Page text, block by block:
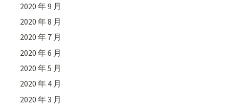
2020 年 9 月
2020 年 8 月
2020 年 7 月
2020 年 6 月
2020 年 5 月
2020 年 4 月
2020 年 3 月